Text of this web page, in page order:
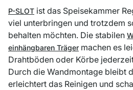
P-SLOT ist das Speisekammer
viel unterbringen und trotzdem
behalten möchten. Die stabilen
einhängbaren Träger machen es
Drahtböden oder Körbe
Durch die Wandmontage bleibt
erleichtert das Reinigen und